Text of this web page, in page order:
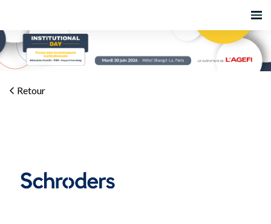
Retour